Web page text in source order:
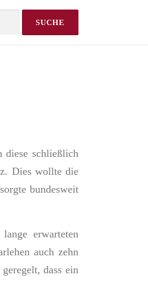
diese schließlich
Dies wollte die
bundesweit
erwarteten
auch zehn
dass ein